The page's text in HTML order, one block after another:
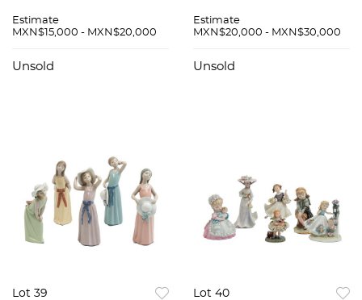
and white Con
artista estampado
Estimate
MXN$15,000 - MXN$20,000
Unsold
Naoshima Con
artista estampado
Estimate
MXN$20,000 - MXN$30,000
Unsold
Lot 39 Lot 40